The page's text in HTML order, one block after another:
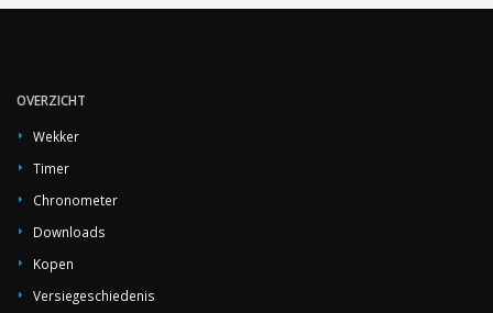
OVERZICHT
Wekker
Timer
Chronometer
Downloads
Kopen
Versiegeschiedenis